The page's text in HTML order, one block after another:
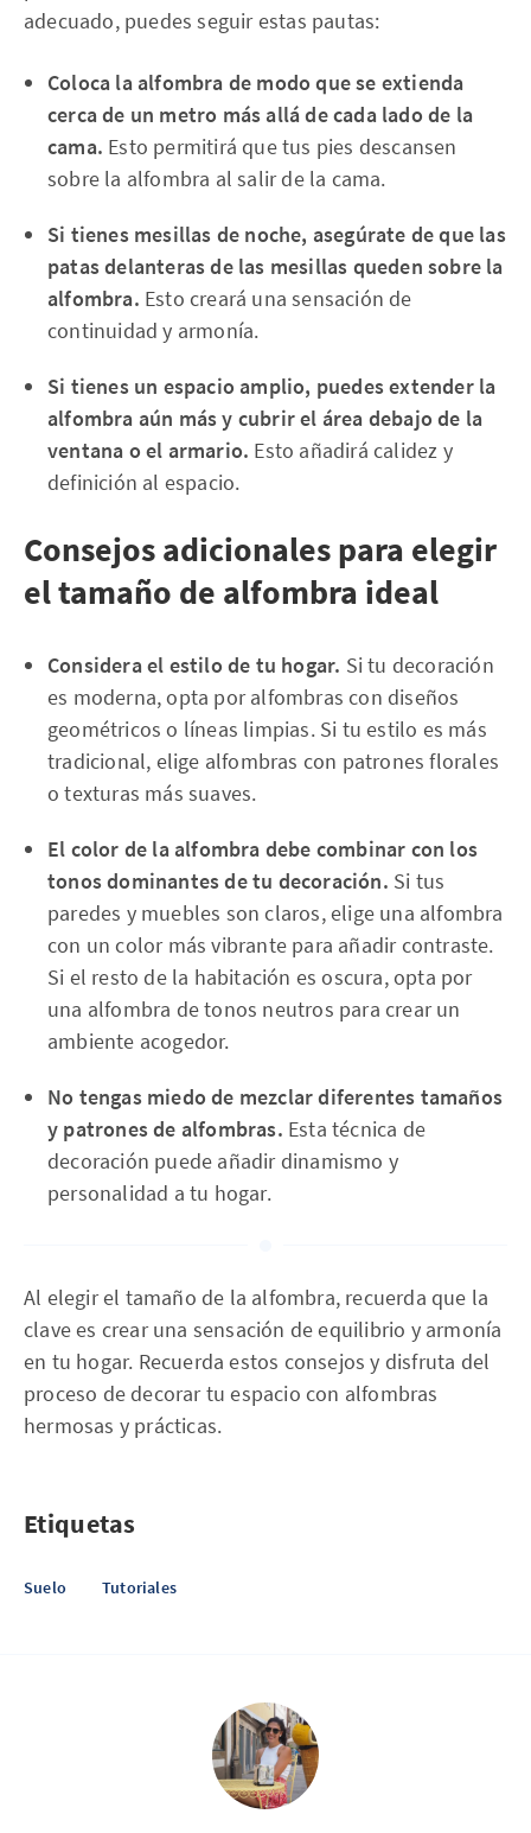
adecuado, puedes seguir estas pautas:
Coloca la alfombra de modo que se extienda
cerca de un metro más allá de cada lado de la
cama. Esto permitirá que tus pies descansen
sobre la alfombra al salir de la cama.
Si tienes mesillas de noche, asegúrate de que las
patas delanteras de las mesillas queden sobre la
alfombra. Esto creará una sensación de
continuidad y armonía.
Si tienes un espacio amplio, puedes extender la
alfombra aún más y cubrir el área debajo de la
ventana o el armario. Esto añadirá calidez y
definición al espacio.
Consejos adicionales para elegir
el tamaño de alfombra ideal
Considera el estilo de tu hogar. Si tu decoración
es moderna, opta por alfombras con diseños
geométricos o líneas limpias. Si tu estilo es más
tradicional, elige alfombras con patrones florales
o texturas más suaves.
El color de la alfombra debe combinar con los
tonos dominantes de tu decoración. Si tus
paredes y muebles son claros, elige una alfombra
con un color más vibrante para añadir contraste.
Si el resto de la habitación es oscura, opta por
una alfombra de tonos neutros para crear un
ambiente acogedor.
No tengas miedo de mezclar diferentes tamaños
y patrones de alfombras. Esta técnica de
decoración puede añadir dinamismo y
personalidad a tu hogar.
Al elegir el tamaño de la alfombra, recuerda que la
clave es crear una sensación de equilibrio y armonía
en tu hogar. Recuerda estos consejos y disfruta del
proceso de decorar tu espacio con alfombras
hermosas y prácticas.
Etiquetas
Suelo Tutoriales